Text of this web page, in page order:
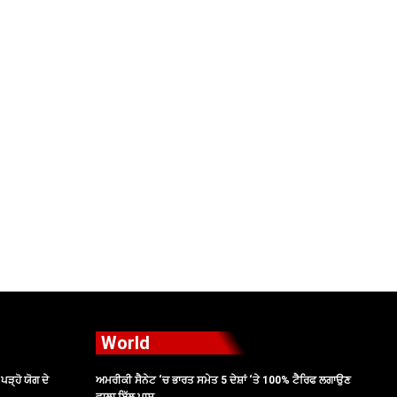
ਪੜ੍ਹੋ ਯੋਗ ਦੇ
World
ਅਮਰੀਕੀ ਸੈਨੇਟ ‘ਚ ਭਾਰਤ ਸਮੇਤ 5 ਦੇਸ਼ਾਂ ‘ਤੇ 100% ਟੈਰਿਫ ਲਗਾਉਣ